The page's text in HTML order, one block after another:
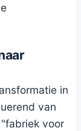
in
van
voor